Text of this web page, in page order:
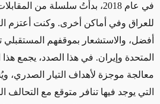
في عام 2018، بدأتُ سلسلة من
للعراق وفي أماكن أخرى. وكنت أعتزم
أفضل، والاستشعار بموقفهم المستقبلي
المتحدة وإيران. في هذا الصدد، يجمع هذا
معالجة موجزة لأهداف التيار الصدري،